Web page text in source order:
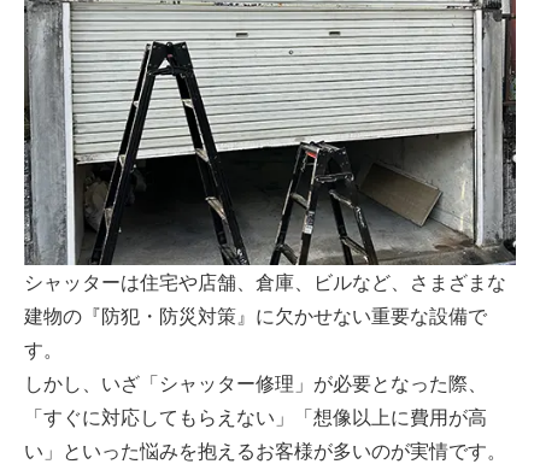
シャッターは住宅や店舗、倉庫、ビルなど、さまざまな
建物の『防犯・防災対策』に欠かせない重要な設備で
す。
しかし、いざ「シャッター修理」が必要となった際、
「すぐに対応してもらえない」「想像以上に費用が高
い」といった悩みを抱えるお客様が多いのが実情です。